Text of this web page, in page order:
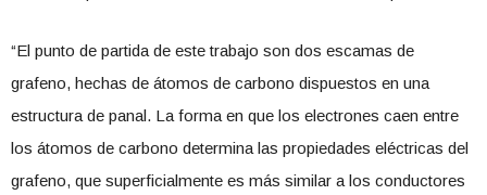
“El punto de partida de este trabajo son dos escamas de
grafeno, hechas de átomos de carbono dispuestos en una
estructura de panal. La forma en que los electrones caen entre
los átomos de carbono determina las propiedades eléctricas del
grafeno, que superficialmente es más similar a los conductores